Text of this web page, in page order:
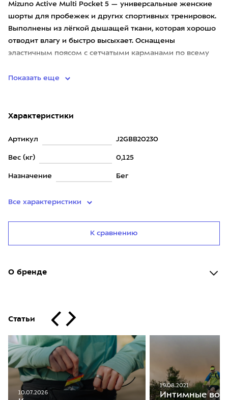
Mizuno Active Multi Pocket 5 — универсальные женские
шорты для пробежек и других спортивных тренировок.
Выполнены из лёгкой дышащей ткани, которая хорошо
отводит влагу и быстро высыхает. Оснащены
эластичным поясом с сетчатыми карманами по всему
Показать еще
Характеристики
Артикул J2GBB20230
Вес (кг) 0,125
Назначение Бег
Все характеристики
К сравнению
О бренде
Статьи
10.07.2026
19.08.2021
Интимные